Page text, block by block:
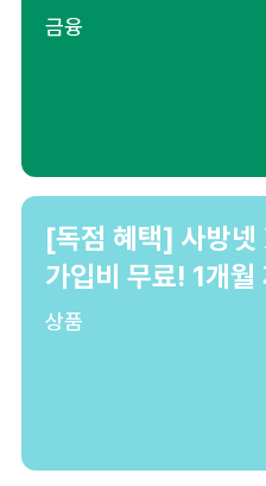
금융
[독점 혜택] 사방넷
가입비 무료! 1개월
상품